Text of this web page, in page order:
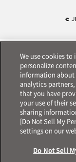
©
We use cookies
personalize
information about
analytics
that you have
your use of their
sharing
[Do Not Sell My
settings on our
Do Not Sell